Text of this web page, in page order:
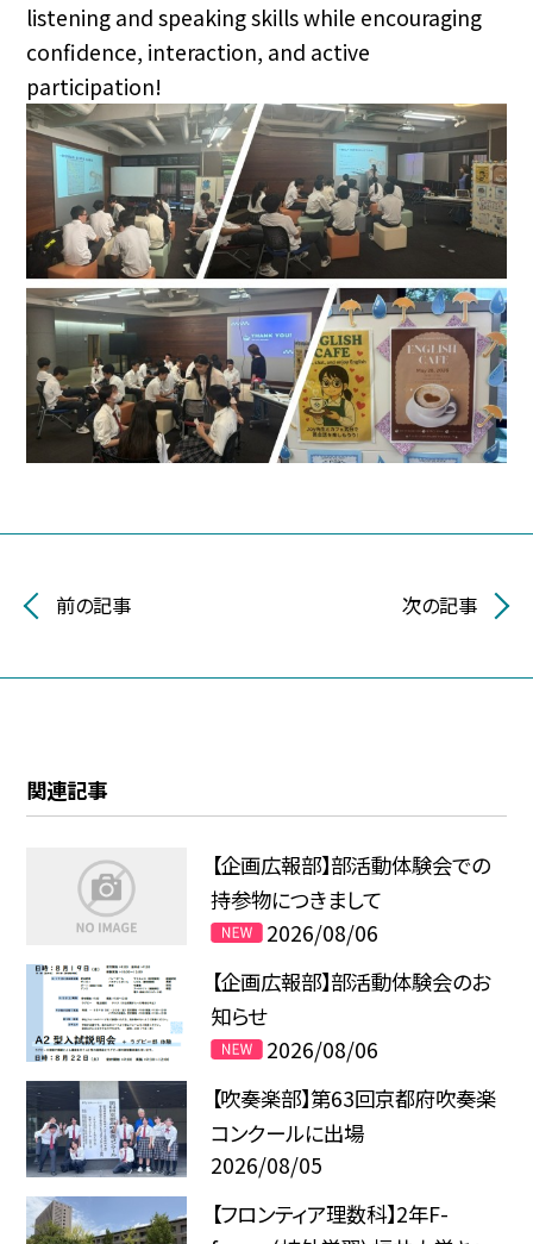
listening and speaking skills while encouraging
confidence, interaction, and active
participation!
前の記事 次の記事
関連記事
【企画広報部】部活動体験会での
持参物につきまして
2026/08/06
【企画広報部】部活動体験会のお
知らせ
2026/08/06
【吹奏楽部】第63回京都府吹奏楽
コンクールに出場
2026/08/05
【フロンティア理数科】2年F-